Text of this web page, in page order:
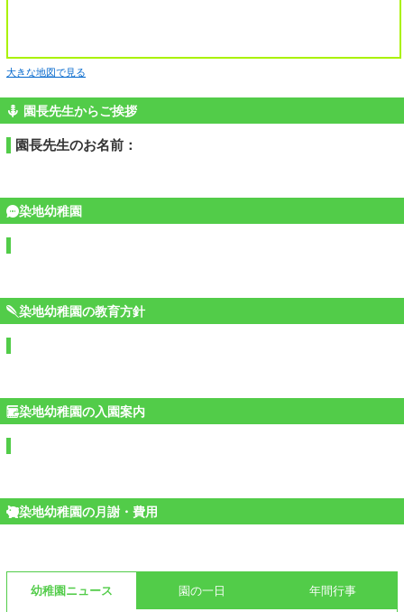
大きな地図で見る
園長先生からご挨拶
園長先生のお名前：
染地幼稚園
染地幼稚園の教育方針
染地幼稚園の入園案内
染地幼稚園の月謝・費用
幼稚園ニュース 園の一日 年間行事